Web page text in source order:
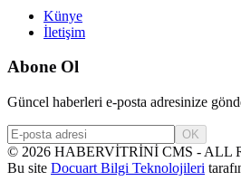
Künye
İletişim
Abone Ol
Güncel haberleri e-posta adresinize
OK
© 2026 HABERVİTRİNİ CMS - ALL
Bu site Docuart Bilgi Teknolojileri